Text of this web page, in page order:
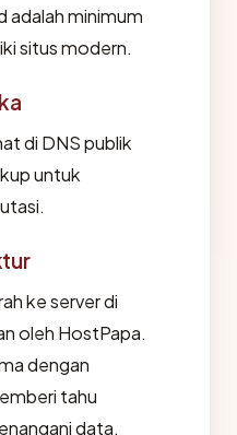
adalah minimum
situs modern.
di DNS publik
untuk
ke server di
oleh HostPapa.
dengan
tahu
data.